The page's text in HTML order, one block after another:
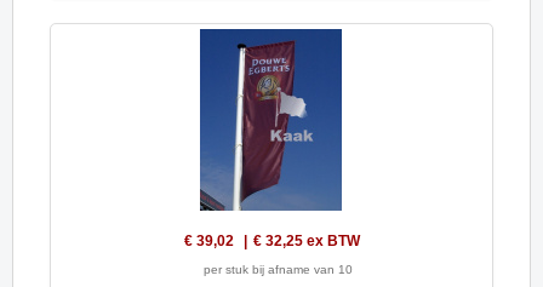
€ 39,02 € 32,25 ex BTW
per stuk bij afname van 10